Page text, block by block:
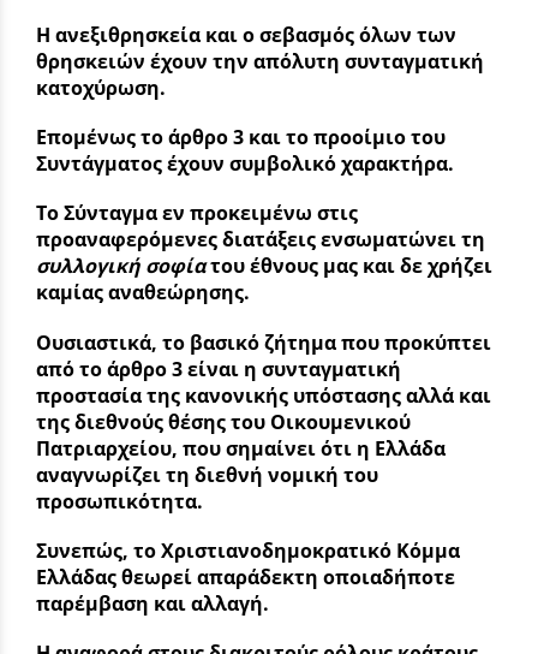
Η ανεξιθρησκεία και ο σεβασμός όλων των
θρησκειών έχουν την απόλυτη συνταγματική
κατοχύρωση.
Επομένως το άρθρο 3 και το προοίμιο του
Συντάγματος έχουν συμβολικό χαρακτήρα.
Το Σύνταγμα εν προκειμένω στις
προαναφερόμενες διατάξεις ενσωματώνει τη
συλλογική σοφίατου έθνους μας και δε χρήζει
καμίας αναθεώρησης.
Ουσιαστικά, το βασικό ζήτημα που προκύπτει
από το άρθρο 3 είναι η συνταγματική
προστασία της κανονικής υπόστασης αλλά και
της διεθνούς θέσης του Οικουμενικού
Πατριαρχείου, που σημαίνει ότι η Ελλάδα
αναγνωρίζει τη διεθνή νομική του
προσωπικότητα.
Συνεπώς, το Χριστιανοδημοκρατικό Κόμμα
Ελλάδας θεωρεί απαράδεκτη οποιαδήποτε
παρέμβαση και αλλαγή.